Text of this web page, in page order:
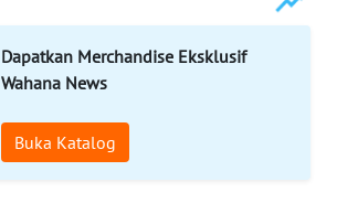
Dapatkan Merchandise Eksklusif
Wahana News
Buka Katalog